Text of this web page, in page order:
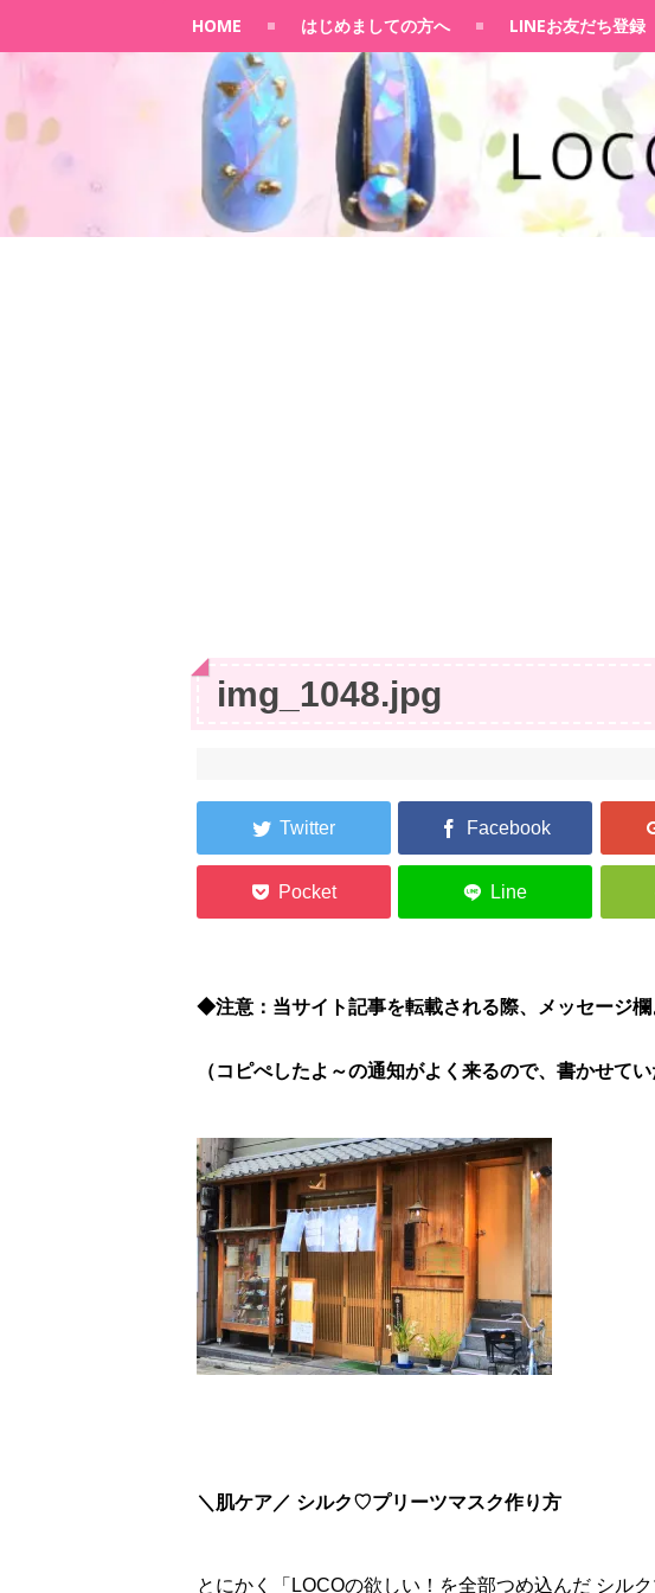
HOME はじめましての方へ LINEお友だち登録
img_1048.jpg
◆注意：当サイト記事を転載される際、メッセージ欄
（コピぺしたよ～の通知がよく来るので、書かせて
＼肌ケア／ シルク♡プリーツマスク作り方
とにかく「LOCOの欲しい！を全部つめ込んだ シル